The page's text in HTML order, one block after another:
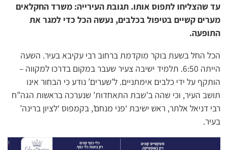
עד שהצליחו לתפוס אותו. תגובת העירייה: משרד החקלאים
מערים קשיים בטיפול בכלבים, נעשה הכל כדי למגר את
התופעה.
הכל החל בשעת בוקר מוקדמת ברחוב רבי עקיבא בעיר. השעה
הייתה 6:50. תלמיד ישיבה צעיר שעבר במקום בדרכו למקווה –
הותקף על ידי כלבים אימתניים. ל’שערים’ נודע כי הבחור אינו
תושב העיר, וכי שהה ב’שבת התאחדות’ שנערכה בראשות הגה”ח
רבי דניאל אלתר, ראש ישיבת ‘פני מנחם’, בקמפוס ‘לציון ברינה’
בעיר.